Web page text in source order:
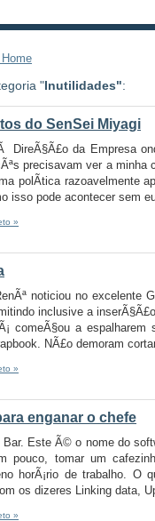
"Inutilidades":
do SenSei Miyagi
DireÃ§Ã£o da Empresa
precisavam ver a
polÃ­tica razoavelmente
isso pode acontecer sem
»
noticiou no excelente
inclusive a
comeÃ§ou a
NÃ£o demoram
»
enganar o chefe
Bar. Este Ã© o nome do
pouco, tomar um
horÃ¡rio de trabalho. O
os dizeres Linking data,
»